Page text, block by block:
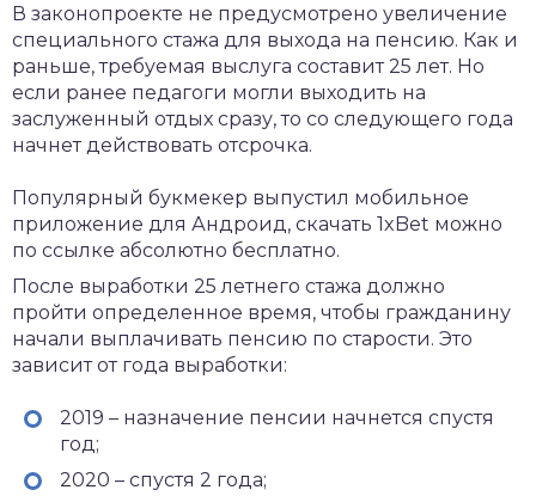
В законопроекте не предусмотрено увеличение
специального стажа для выхода на пенсию. Как и
раньше, требуемая выслуга составит 25 лет. Но
если ранее педагоги могли выходить на
заслуженный отдых сразу, то со следующего года
начнет действовать отсрочка.
Популярный букмекер выпустил мобильное
приложение для Андроид, скачать 1xBet можно
по ссылке абсолютно бесплатно.
После выработки 25 летнего стажа должно
пройти определенное время, чтобы гражданину
начали выплачивать пенсию по старости. Это
зависит от года выработки:
2019 – назначение пенсии начнется спустя
год;
2020 – спустя 2 года;